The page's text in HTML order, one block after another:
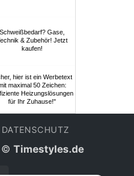
Schweißbedarf? Gase,
& Zubehör! Jetzt
kaufen!
hier ist ein Werbetext
maximal 50 Zeichen:
Heizungslösungen
für Ihr Zuhause!"
DATENSCHUTZ
© Timestyles.de